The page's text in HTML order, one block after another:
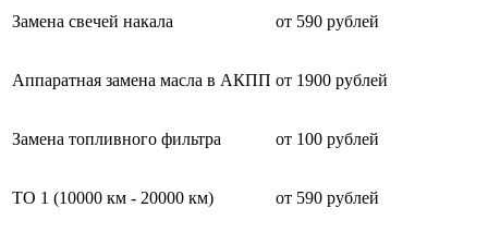
Замена свечей накала от 590 рублей
Аппаратная замена масла в АКПП от 1900 рублей
Замена топливного фильтра от 100 рублей
ТО 1 (10000 км - 20000 км) от 590 рублей